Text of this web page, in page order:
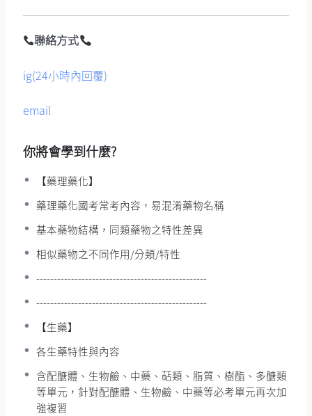
聯絡方式
ig(24小時內回覆)
email
你將會學到什麼?
【藥理藥化】
藥理藥化國考常考內容，易混淆藥物名稱
基本藥物結構，同類藥物之特性差異
相似藥物之不同作用/分類/特性
-------------------------------------------------
-------------------------------------------------
【生藥】
各生藥特性與內容
含配醣體、生物鹼、中藥、萜類、脂質、樹酯、多醣類
等單元，針對配醣體、生物鹼、中藥等必考單元再次加
強複習